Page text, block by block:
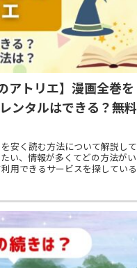
アトリエ】漫画全巻を
ンタルはできる？無料
安く読む方法について解説して
い、情報が多くてどの方法がい
用できるサービスを探している